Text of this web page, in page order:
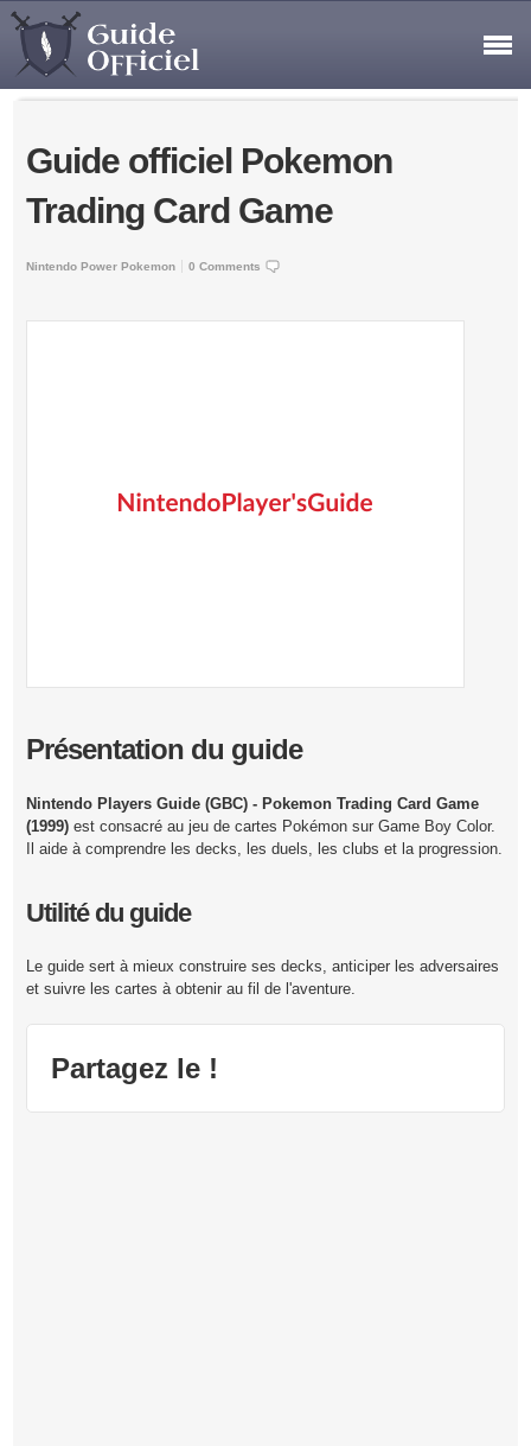
Guide officiel Pokemon
Trading Card Game
Nintendo Power Pokemon 0 Comments
Présentation du guide
Nintendo Players Guide (GBC) - Pokemon Trading Card Game
(1999)est consacré au jeu de cartes Pokémon sur Game Boy Color.
Il aide à comprendre les decks, les duels, les clubs et la progression.
Utilité du guide
Le guide sert à mieux construire ses decks, anticiper les adversaires
et suivre les cartes à obtenir au fil de l'aventure.
Partagez le !